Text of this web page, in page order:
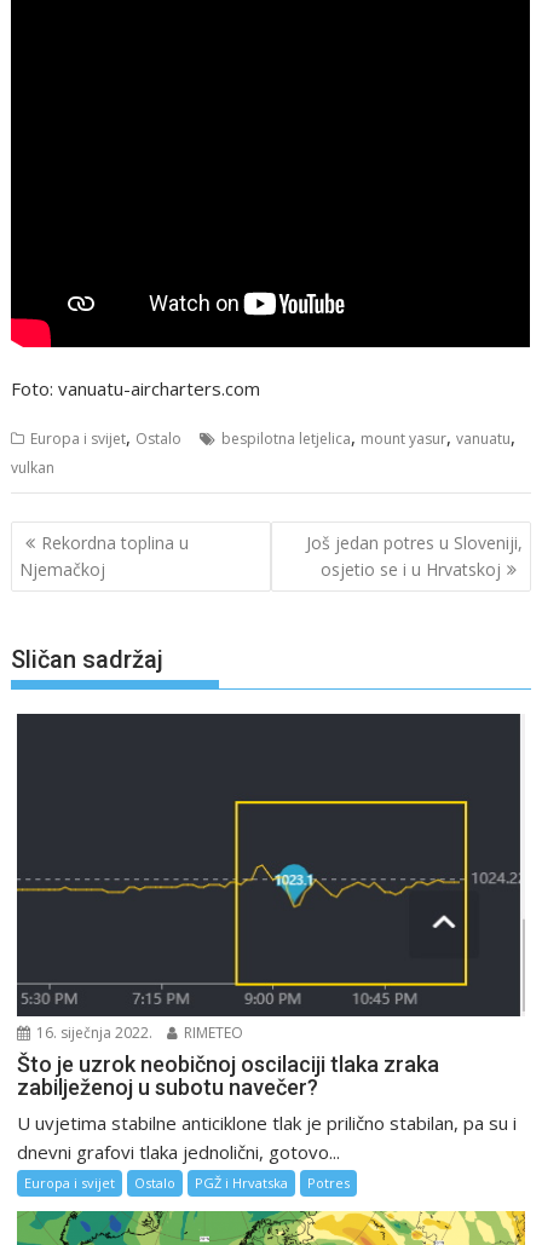
Foto: vanuatu-aircharters.com
Europa i svijet, Ostalo bespilotna letjelica, mount yasur,vanuatu,
vulkan
Navigacija
objava
Rekordna toplina u
Njemačkoj
Još jedan potres u Sloveniji,
osjetio se i u Hrvatskoj
Sličan sadržaj
16. siječnja 2022. RIMETEO
Što je uzrok neobičnoj oscilaciji tlaka zraka
zabilježenoj u subotu navečer?
U uvjetima stabilne anticiklone tlak je prilično stabilan, pa su i
dnevni grafovi tlaka jednolični, gotovo...
Europa i svijet Ostalo PGŽ i Hrvatska Potres